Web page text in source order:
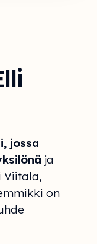
jossa
ja
Viitala,
on